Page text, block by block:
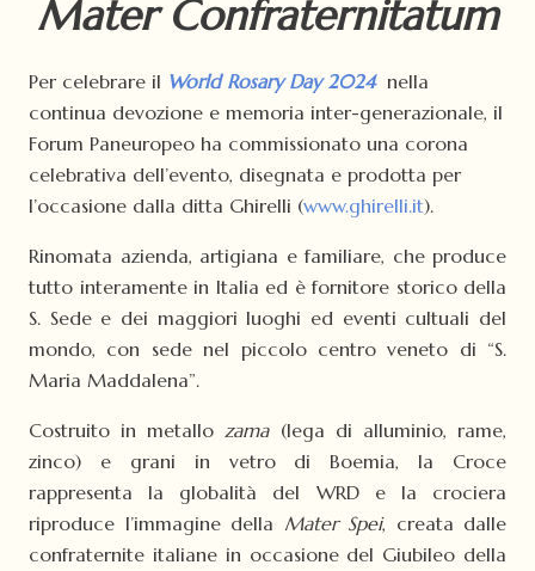
Mater Confraternitatum
Per celebrare il World Rosary Day 2024nella
continua devozione e memoria inter-generazionale, il
Forum Paneuropeo ha commissionato una corona
celebrativa dell’evento, disegnata e prodotta per
l’occasione dalla ditta Ghirelli (www.ghirelli.it).
Rinomata azienda, artigiana e familiare, che produce
tutto interamente in Italia ed è fornitore storico della
S. Sede e dei maggiori luoghi ed eventi cultuali del
mondo, con sede nel piccolo centro veneto di “S.
Maria Maddalena”.
Costruito in metallo zama(lega di alluminio, rame,
zinco) e grani in vetro di Boemia, la Croce
rappresenta la globalità del WRD e la crociera
riproduce l’immagine della Mater Spei, creata dalle
confraternite italiane in occasione del Giubileo della